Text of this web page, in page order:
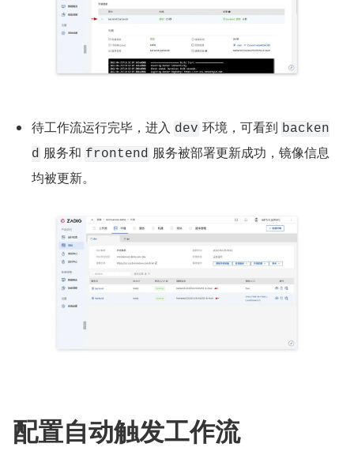
待工作流运行完毕，进入 dev 环境，可看到 backen
d 服务和 frontend 服务被部署更新成功，镜像信息
均被更新。
配置自动触发工作流